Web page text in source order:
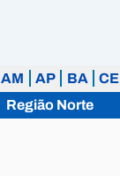
AM AP BA CE
Região Norte